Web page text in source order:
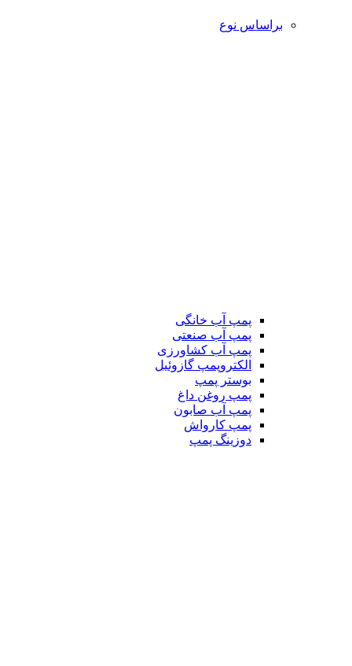
براساس نوع
پمپ آب خانگی
پمپ آب صنعتی
پمپ آب کشاورزی
الکتروپمپ گازوئیل
بوستر پمپ
پمپ روغن داغ
پمپ آب صابون
پمپ کارواش
دوزینگ پمپ